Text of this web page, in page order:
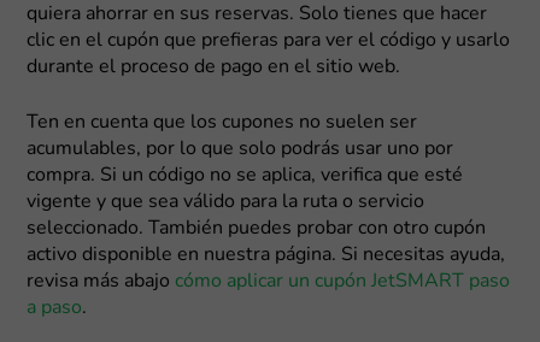
quiera ahorrar en sus reservas. Solo tienes que hacer
clic en el cupón que prefieras para ver el código y usarlo
durante el proceso de pago en el sitio web.
Ten en cuenta que los cupones no suelen ser
acumulables, por lo que solo podrás usar uno por
compra. Si un código no se aplica, verifica que esté
vigente y que sea válido para la ruta o servicio
seleccionado. También puedes probar con otro cupón
activo disponible en nuestra página. Si necesitas ayuda,
revisa más abajo cómo aplicar un cupón JetSMART paso
a paso.